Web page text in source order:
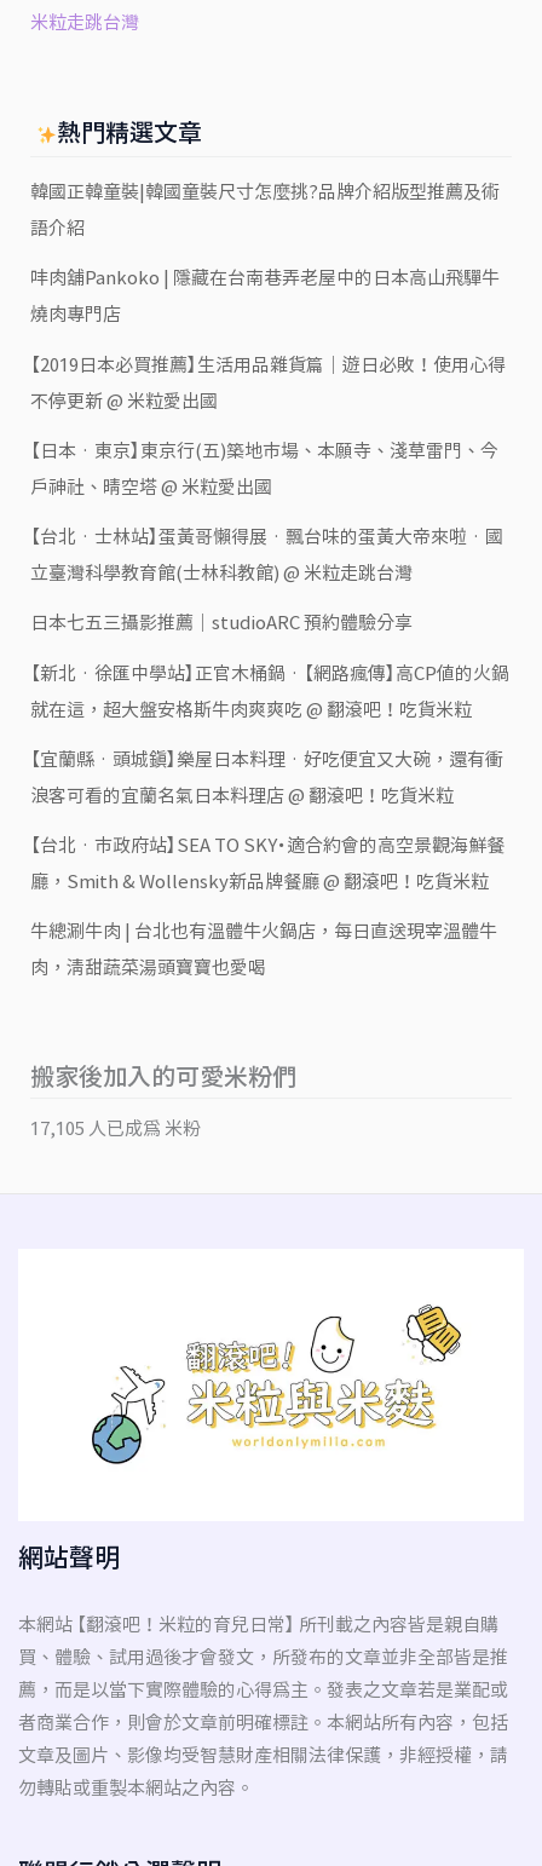
米粒走跳台灣
熱門精選文章
韓國正韓童裝|韓國童裝尺寸怎麼挑?品牌介紹版型推薦及術
語介紹
㕩肉舖Pankoko | 隱藏在台南巷弄老屋中的日本高山飛驒牛
燒肉專門店
【2019日本必買推薦】生活用品雜貨篇｜遊日必敗！使用心得
不停更新 @ 米粒愛出國
【日本‧東京】東京行(五)築地市場、本願寺、淺草雷門、今
戶神社、晴空塔 @ 米粒愛出國
【台北‧士林站】蛋黃哥懶得展‧飄台味的蛋黃大帝來啦‧國
立臺灣科學教育館(士林科教館) @ 米粒走跳台灣
日本七五三攝影推薦｜studioARC 預約體驗分享
【新北‧徐匯中學站】正官木桶鍋‧【網路瘋傳】高CP值的火鍋
就在這，超大盤安格斯牛肉爽爽吃 @ 翻滾吧！吃貨米粒
【宜蘭縣‧頭城鎮】樂屋日本料理‧好吃便宜又大碗，還有衝
浪客可看的宜蘭名氣日本料理店 @ 翻滾吧！吃貨米粒
【台北‧市政府站】SEA TO SKY・適合約會的高空景觀海鮮餐
廳，Smith & Wollensky新品牌餐廳 @ 翻滾吧！吃貨米粒
牛總涮牛肉 | 台北也有溫體牛火鍋店，每日直送現宰溫體牛
肉，清甜蔬菜湯頭寶寶也愛喝
搬家後加入的可愛米粉們
17,105 人已成為 米粉
網站聲明
本網站 【翻滾吧！米粒的育兒日常】 所刊載之內容皆是親自購
買、體驗、試用過後才會發文，所發布的文章並非全部皆是推
薦，而是以當下實際體驗的心得為主。發表之文章若是業配或
者商業合作，則會於文章前明確標註。本網站所有內容，包括
文章及圖片、影像均受智慧財產相關法律保護，非經授權，請
勿轉貼或重製本網站之內容。